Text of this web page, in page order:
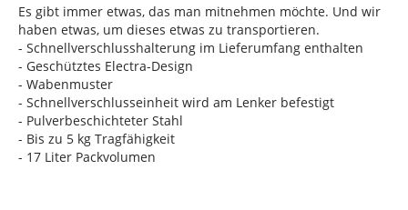
Es gibt immer etwas, das man mitnehmen möchte. Und wir
haben etwas, um dieses etwas zu transportieren.
- Schnellverschlusshalterung im Lieferumfang enthalten
- Geschütztes Electra-Design
- Wabenmuster
- Schnellverschlusseinheit wird am Lenker befestigt
- Pulverbeschichteter Stahl
- Bis zu 5 kg Tragfähigkeit
- 17 Liter Packvolumen